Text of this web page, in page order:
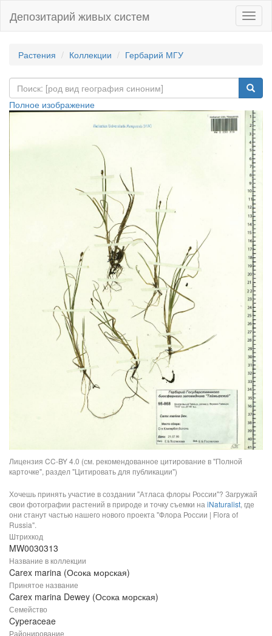
Депозитарий живых систем
Растения Коллекции Гербарий МГУ
Полное изображение
Лицензия CC-BY 4.0 (см. рекомендованное цитирование в "Полной
карточке", раздел "Цитировать для публикации")
Хочешь принять участие в создании "Атласа флоры России"? Загружай
свои фотографии растений в природе и точку съемки на iNaturalist, где
они станут частью нашего нового проекта "Флора России | Flora of
Russia".
Штрихкод
MW0030313
Название в коллекции
Carex marina (Осока морская)
Принятое название
Carex marina Dewey (Осока морская)
Семейство
Cyperaceae
Районирование